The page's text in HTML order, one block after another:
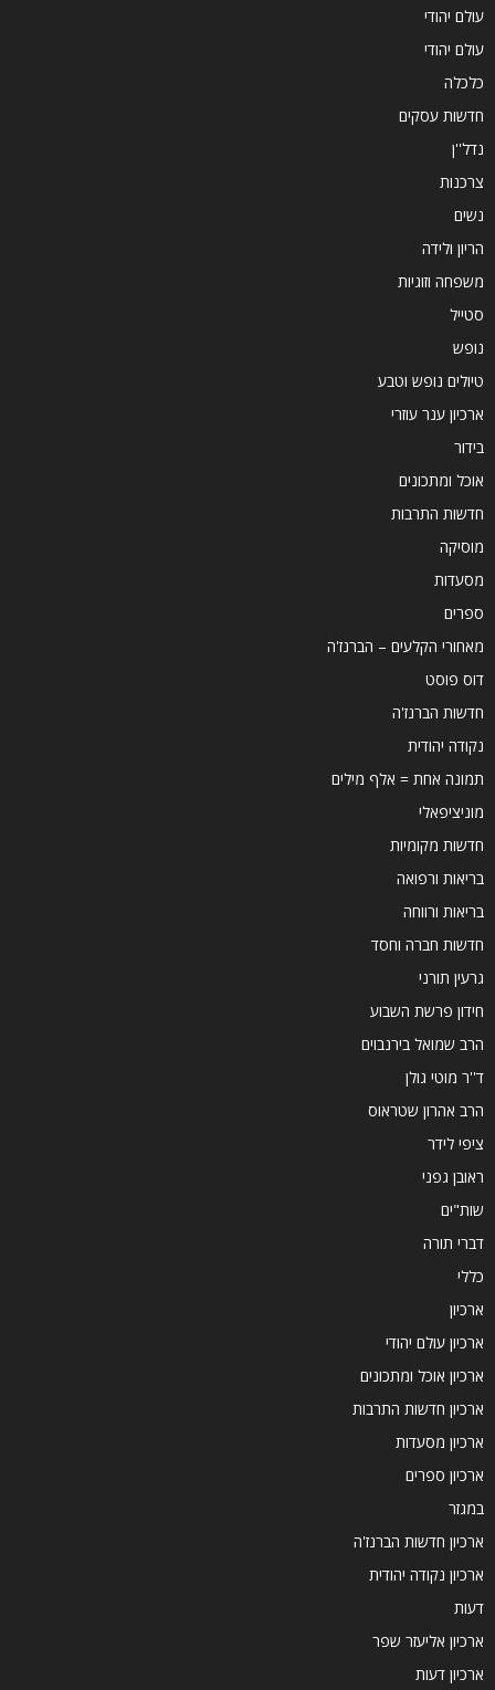
עולם יהודי
עולם יהודי
כלכלה
חדשות עסקים
נדל''ן
צרכנות
נשים
הריון ולידה
משפחה וזוגיות
סטייל
נופש
טיולים נופש וטבע
ארכיון ענר עוזרי
בידור
אוכל ומתכונים
חדשות התרבות
מוסיקה
מסעדות
ספרים
מאחורי הקלעים – הברנז'ה
דוס פוסט
חדשות הברנז'ה
נקודה יהודית
תמונה אחת = אלף מילים
מוניציפאלי
חדשות מקומיות
בריאות ורפואה
בריאות ורווחה
חדשות חברה וחסד
גרעין תורני
חידון פרשת השבוע
הרב שמואל בירנבוים
ד''ר מוטי גולן
הרב אהרון שטראוס
ציפי לידר
ראובן גפני
שות"ים
דברי תורה
כללי
ארכיון
ארכיון עולם יהודי
ארכיון אוכל ומתכונים
ארכיון חדשות התרבות
ארכיון מסעדות
ארכיון ספרים
במגזר
ארכיון חדשות הברנז'ה
ארכיון נקודה יהודית
דעות
ארכיון אליעזר שפר
ארכיון דעות